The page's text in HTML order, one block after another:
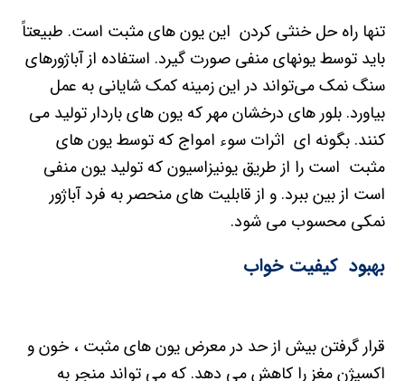
تنها راه حل خنثی کردن این یون های مثبت است. طبیعتاً
باید توسط یونهای منفی صورت گیرد. استفاده از آباژورهای
سنگ نمک می‌تواند در این زمینه کمک شایانی به عمل
بیاورد. بلور های درخشان مهر که یون های باردار تولید می
کنند. بگونه ای اثرات سوء امواج که توسط یون های
مثبت است را از طریق یونیزاسیون که تولید یون منفی
است از بین ببرد. و از قابلیت های منحصر به فرد آباژور
نمکی محسوب می شود.
بهبود کیفیت خواب
قرار گرفتن بیش از حد در معرض یون های مثبت ، خون و
اکسیژن مغز را کاهش می دهد. که می تواند منجر به